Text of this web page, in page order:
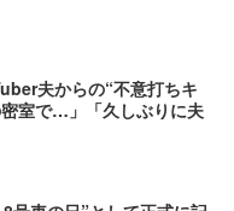
夫からの“不意打ちキ
室で…」「久しぶりに夫